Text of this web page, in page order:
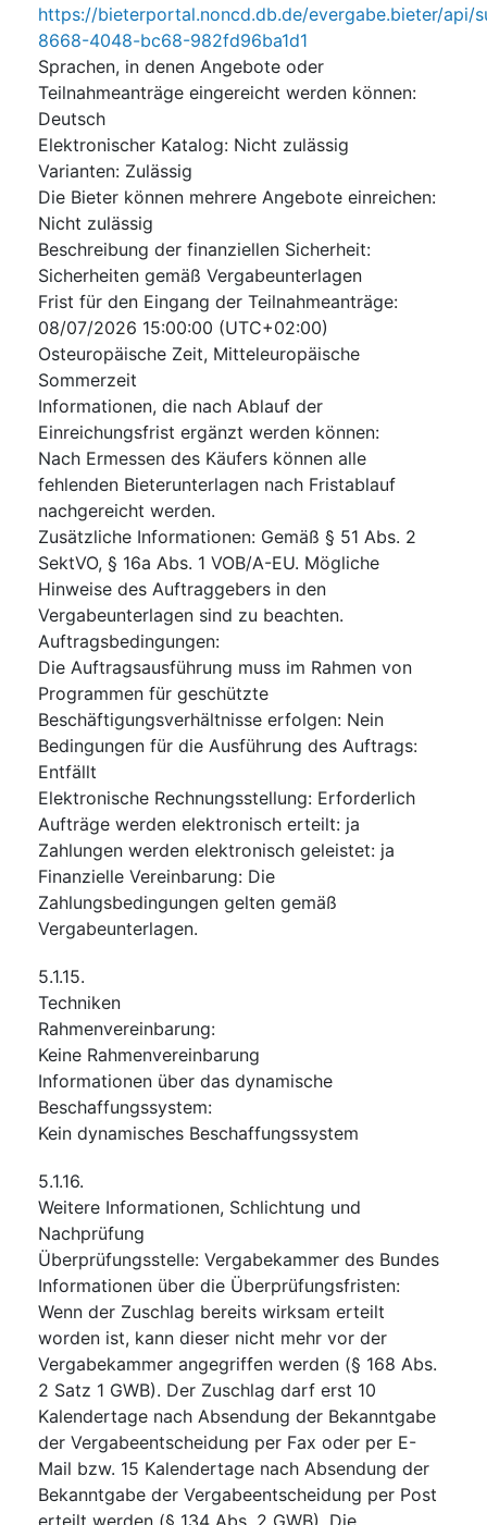
https://bieterportal.noncd.db.de/evergabe.bieter/
8668-4048-bc68-982fd96ba1d1
Sprachen, in denen Angebote oder
Teilnahmeanträge eingereicht werden können:
Deutsch
Elektronischer Katalog: Nicht zulässig
Varianten: Zulässig
Die Bieter können mehrere Angebote einreichen:
Nicht zulässig
Beschreibung der finanziellen Sicherheit:
Sicherheiten gemäß Vergabeunterlagen
Frist für den Eingang der Teilnahmeanträge:
08/07/2026 15:00:00 (UTC+02:00)
Osteuropäische Zeit, Mitteleuropäische
Sommerzeit
Informationen, die nach Ablauf der
Einreichungsfrist ergänzt werden können:
Nach Ermessen des Käufers können alle
fehlenden Bieterunterlagen nach Fristablauf
nachgereicht werden.
Zusätzliche Informationen: Gemäß § 51 Abs. 2
SektVO, § 16a Abs. 1 VOB/A-EU. Mögliche
Hinweise des Auftraggebers in den
Vergabeunterlagen sind zu beachten.
Auftragsbedingungen:
Die Auftragsausführung muss im Rahmen von
Programmen für geschützte
Beschäftigungsverhältnisse erfolgen: Nein
Bedingungen für die Ausführung des Auftrags:
Entfällt
Elektronische Rechnungsstellung: Erforderlich
Aufträge werden elektronisch erteilt: ja
Zahlungen werden elektronisch geleistet: ja
Finanzielle Vereinbarung: Die
Zahlungsbedingungen gelten gemäß
Vergabeunterlagen.
5.1.15.
Techniken
Rahmenvereinbarung:
Keine Rahmenvereinbarung
Informationen über das dynamische
Beschaffungssystem:
Kein dynamisches Beschaffungssystem
5.1.16.
Weitere Informationen, Schlichtung und
Nachprüfung
Überprüfungsstelle: Vergabekammer des Bundes
Informationen über die Überprüfungsfristen:
Wenn der Zuschlag bereits wirksam erteilt
worden ist, kann dieser nicht mehr vor der
Vergabekammer angegriffen werden (§ 168 Abs.
2 Satz 1 GWB). Der Zuschlag darf erst 10
Kalendertage nach Absendung der Bekanntgabe
der Vergabeentscheidung per Fax oder per E-
Mail bzw. 15 Kalendertage nach Absendung der
Bekanntgabe der Vergabeentscheidung per Post
erteilt werden (§ 134 Abs. 2 GWB). Die